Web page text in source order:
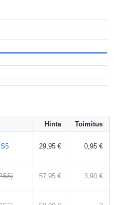
Hinta Toimitus
29,95 € 0,95 €
57,95 € 3,90 €